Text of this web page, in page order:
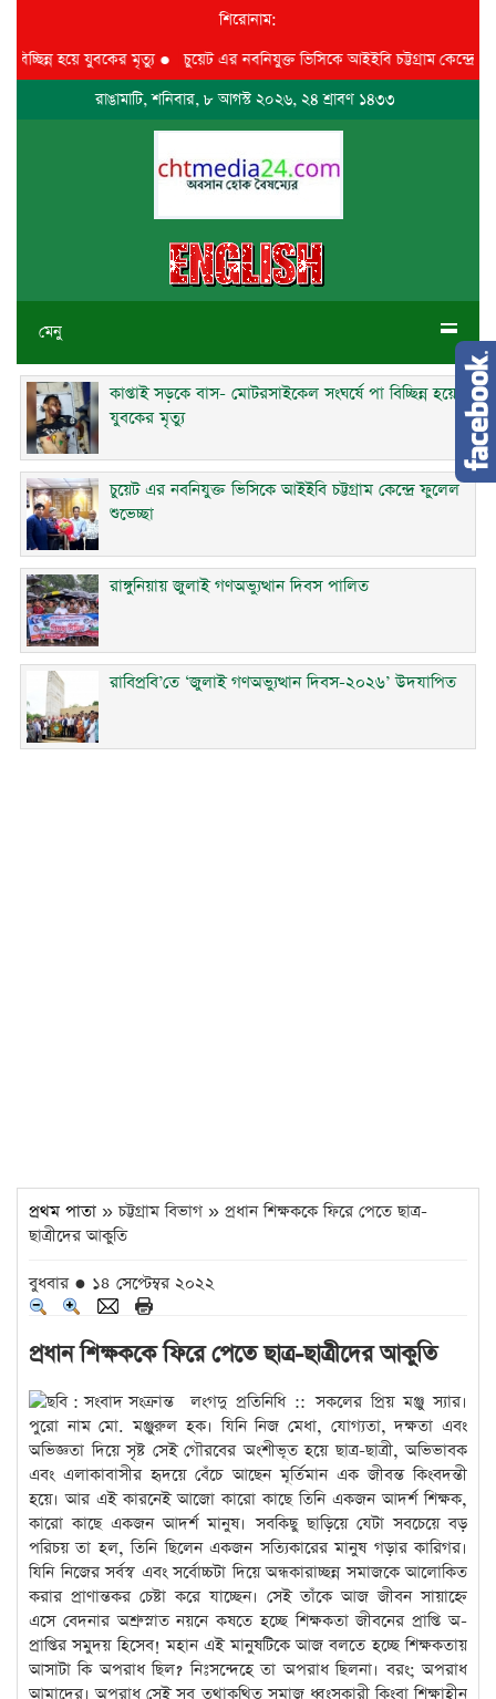
শিরোনাম:
হয়ে যুবকের মৃত্যু●চুয়েট এর নবনিযুক্ত ভিসিকে আইইবি চট্টগ্রাম কেন্দ্রে ফুলেল
রাঙামাটি, শনিবার, ৮ আগস্ট ২০২৬, ২৪ শ্রাবণ ১৪৩৩
মেনু
কাপ্তাই সড়কে বাস- মোটরসাইকেল সংঘর্ষে পা বিচ্ছিন্ন হয়ে
যুবকের মৃত্যু
চুয়েট এর নবনিযুক্ত ভিসিকে আইইবি চট্টগ্রাম কেন্দ্রে ফুলেল
শুভেচ্ছা
রাঙ্গুনিয়ায় জুলাই গণঅভ্যুত্থান দিবস পালিত
রাবিপ্রবি’তে ‘জুলাই গণঅভ্যুত্থান দিবস-২০২৬’ উদযাপিত
প্রথম পাতা » চট্টগ্রাম বিভাগ » প্রধান শিক্ষককে ফিরে পেতে ছাত্র-
ছাত্রীদের আকুতি
বুধবার ● ১৪ সেপ্টেম্বর ২০২২
প্রধান শিক্ষককে ফিরে পেতে ছাত্র-ছাত্রীদের আকুতি
লংগদু প্রতিনিধি :: সকলের প্রিয় মঞ্জু স্যার।
পুরো নাম মো. মঞ্জুরুল হক। যিনি নিজ মেধা, যোগ্যতা, দক্ষতা এবং
অভিজ্ঞতা দিয়ে সৃষ্ট সেই গৌরবের অংশীভূত হয়ে ছাত্র-ছাত্রী, অভিভাবক
এবং এলাকাবাসীর হৃদয়ে বেঁচে আছেন মূর্তিমান এক জীবন্ত কিংবদন্তী
হয়ে। আর এই কারনেই আজো কারো কাছে তিনি একজন আদর্শ শিক্ষক,
কারো কাছে একজন আদর্শ মানুষ। সবকিছু ছাড়িয়ে যেটা সবচেয়ে বড়
পরিচয় তা হল, তিনি ছিলেন একজন সত্যিকারের মানুষ গড়ার কারিগর।
যিনি নিজের সর্বস্ব এবং সর্বোচ্চটা দিয়ে অন্ধকারাচ্ছন্ন সমাজকে আলোকিত
করার প্রাণান্তকর চেষ্টা করে যাচ্ছেন। সেই তাঁকে আজ জীবন সায়াহ্নে
এসে বেদনার অশ্রুস্নাত নয়নে কষতে হচ্ছে শিক্ষকতা জীবনের প্রাপ্তি অ-
প্রাপ্তির সমুদয় হিসেব! মহান এই মানুষটিকে আজ বলতে হচ্ছে শিক্ষকতায়
আসাটা কি অপরাধ ছিল? নিঃসন্দেহে তা অপরাধ ছিলনা। বরং; অপরাধ
আমাদের। অপরাধ সেই সব তথাকথিত সমাজ ধ্বংসকারী কিংবা শিক্ষাহীন